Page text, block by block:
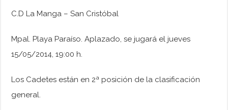
C.D La Manga – San Cristóbal
Mpal. Playa Paraíso. Aplazado, se jugará el jueves
15/05/2014, 19:00 h.
Los Cadetes están en 2ª posición de la clasificación
general.